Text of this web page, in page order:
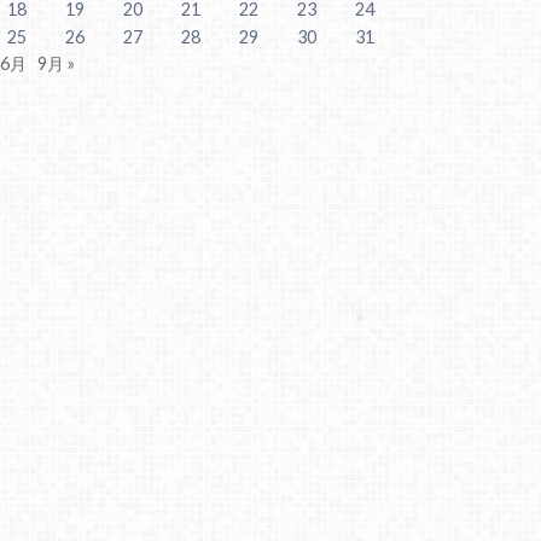
18 19 20 21 22 23
24
25
26 27 28 29 30
31
月
9月 »